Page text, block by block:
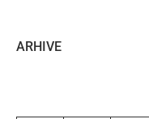
ARHIVE